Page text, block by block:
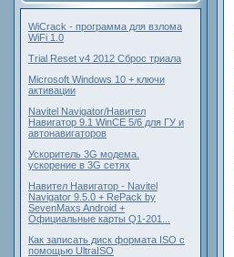
WiCrack - программа для взлома
WiFi 1.0
Trial Reset v4 2012 Сброс триала
Microsoft Windows 10 + ключи
активации
Navitel Navigator/Навител
Навигатор 9.1 WinCE 5/6 для ГУ и
автонавигаторов
Ускоритель 3G модема.
ускорение в 3G сетях
Навител Навигатор - Navitel
Navigator 9.5.0 + RePack by
SevenMaxs Android +
Официальные карты Q1-201...
Как записать диск формата ISO с
помощью UltraISO